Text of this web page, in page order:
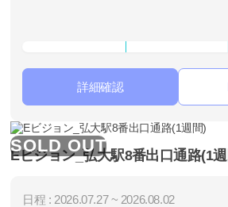
詳細確認
SOLD OUT
Eビジョン_弘大駅8番出口通路(1
日程 : 2026.07.27 ~ 2026.08.02